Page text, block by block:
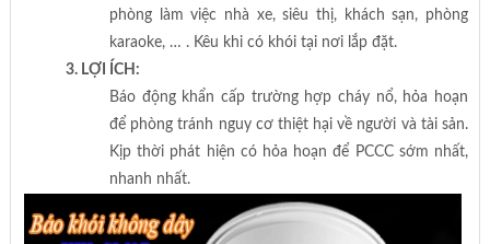
phòng làm việc nhà xe, siêu thị, khách sạn, phòng
karaoke, … . Kêu khi có khói tại nơi lắp đặt.
3. LỢI ÍCH:
Báo động khẩn cấp trường hợp cháy nổ, hỏa hoạn
để phòng tránh nguy cơ thiệt hại về người và tài sản.
Kịp thời phát hiện có hỏa hoạn để PCCC sớm nhất,
nhanh nhất.